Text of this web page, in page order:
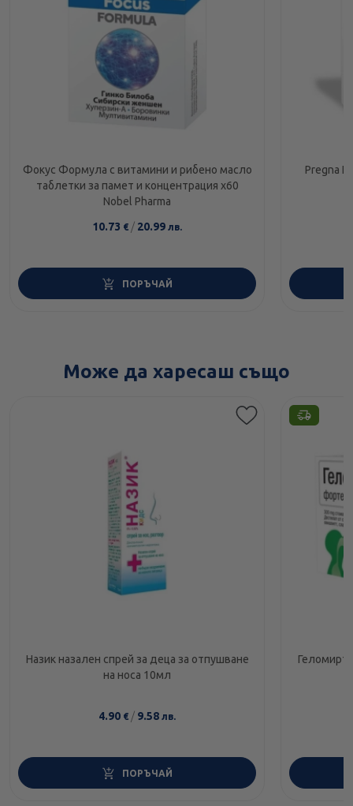
Фокус Формула с витамини и рибено масло
таблетки за памет и концентрация х60
Nobel Pharma
10.73 € / 20.99 лв.
ПОРЪЧАЙ
Pregna
Може да харесаш също
Назик назален спрей за деца за отпушване
на носа 10мл
4.90 € / 9.58 лв.
ПОРЪЧАЙ